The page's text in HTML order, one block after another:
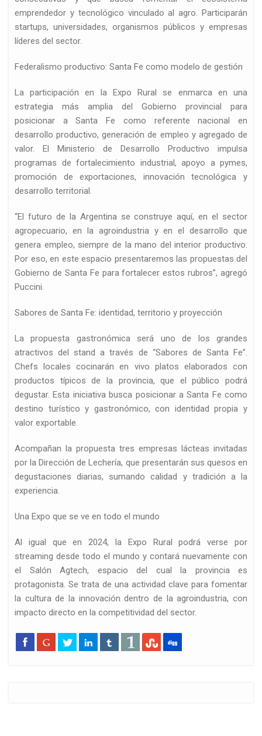
emprendedor y tecnológico vinculado al agro. Participarán
startups, universidades, organismos públicos y empresas
líderes del sector.
Federalismo productivo: Santa Fe como modelo de gestión
La participación en la Expo Rural se enmarca en una
estrategia más amplia del Gobierno provincial para
posicionar a Santa Fe como referente nacional en
desarrollo productivo, generación de empleo y agregado de
valor. El Ministerio de Desarrollo Productivo impulsa
programas de fortalecimiento industrial, apoyo a pymes,
promoción de exportaciones, innovación tecnológica y
desarrollo territorial.
“El futuro de la Argentina se construye aquí, en el sector
agropecuario, en la agroindustria y en el desarrollo que
genera empleo, siempre de la mano del interior productivo.
Por eso, en este espacio presentaremos las propuestas del
Gobierno de Santa Fe para fortalecer estos rubros”, agregó
Puccini.
Sabores de Santa Fe: identidad, territorio y proyección
La propuesta gastronómica será uno de los grandes
atractivos del stand a través de “Sabores de Santa Fe”.
Chefs locales cocinarán en vivo platos elaborados con
productos típicos de la provincia, que el público podrá
degustar. Esta iniciativa busca posicionar a Santa Fe como
destino turístico y gastronómico, con identidad propia y
valor exportable.
Acompañan la propuesta tres empresas lácteas invitadas
por la Dirección de Lechería, que presentarán sus quesos en
degustaciones diarias, sumando calidad y tradición a la
experiencia.
Una Expo que se ve en todo el mundo
Al igual que en 2024, la Expo Rural podrá verse por
streaming desde todo el mundo y contará nuevamente con
el Salón Agtech, espacio del cual la provincia es
protagonista. Se trata de una actividad clave para fomentar
la cultura de la innovación dentro de la agroindustria, con
impacto directo en la competitividad del sector.